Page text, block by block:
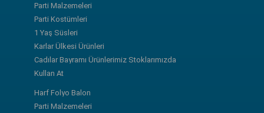
Parti Malzemeleri
Parti Kostümleri
1 Yaş Süsleri
Karlar Ülkesi Ürünleri
Cadılar Bayramı Ürünlerimiz Stoklarımızda
Kullan At
Harf Folyo Balon
Parti Malzemeleri